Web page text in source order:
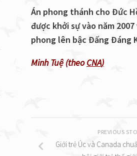
Án phong thánh cho Đức
được khởi sự vào năm
phong lên bậc Đấng Đáng
Minh Tuệ (theoCNA)
PREVIOUS
Giới trẻ Úc và Canada